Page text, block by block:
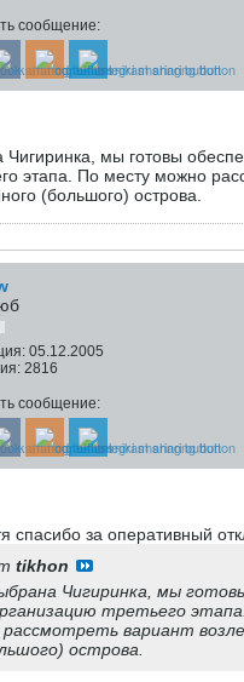
сообщение:
мы готовы
этапа. По месту можно
(большого) острова.
05.12.2005
2816
сообщение:
за оперативный
tikhon
Чигиринка, мы
третьего
вариант возле
острова.